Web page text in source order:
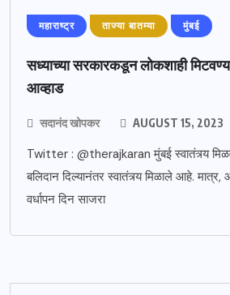
महाराष्ट्र ताज्या बातम्या मुंबई
सध्याच्या सरकारकडून लोकशाही
आव्हाड
सदानंद खोपकर AUGUST 15, 2023
Twitter : @therajkaran मुंबई स्वातंत्र्य
बलिदान दिल्यानंतर स्वातंत्र्य मिळाले आहे. मात्र,
वर्धापन दिन साजरा